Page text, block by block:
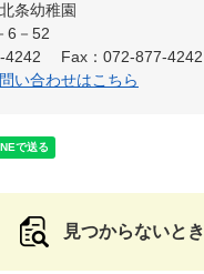
北条幼稚園
6－52
4242
Fax：072-877-4242
い合わせはこちら
見つからないと